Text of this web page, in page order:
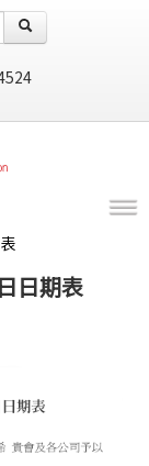
日期表